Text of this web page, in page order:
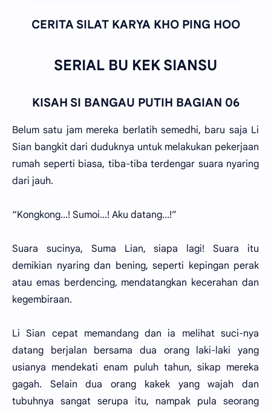
CERITA SILAT KARYA KHO PING HOO
SERIAL BU KEK SIANSU
KISAH SI BANGAU PUTIH BAGIAN 06
Belum satu jam mereka berlatih semedhi, baru saja Li
Sian bangkit dari duduknya untuk melakukan pekerjaan
rumah seperti biasa, tiba-tiba terdengar suara nyaring
dari jauh.
“Kongkong...! Sumoi...! Aku datang...!”
Suara sucinya, Suma Lian, siapa lagi! Suara itu
demikian nyaring dan bening, seperti kepingan perak
atau emas berdencing, mendatangkan kecerahan dan
kegembiraan.
Li Sian cepat memandang dan ia melihat suci-nya
datang berjalan bersama dua orang laki-laki yang
usianya mendekati enam puluh tahun, sikap mereka
gagah. Selain dua orang kakek yang wajah dan
tubuhnya sangat serupa itu, nampak pula seorang